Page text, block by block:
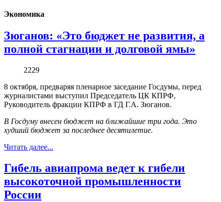
Экономика
Зюганов: «Это бюджет не развития, а
полной стагнации и долговой ямы»
2229
8 октября, предваряя пленарное заседание Госдумы, перед
журналистами выступил Председатель ЦК КПРФ,
Руководитель фракции КПРФ в ГД Г.А. Зюганов.
В Госдуму внесен бюджет на ближайшие три года. Это
худший бюджет за последнее десятилетие.
Читать далее...
Гибель авиапрома ведет к гибели
высокоточной промышленности
России